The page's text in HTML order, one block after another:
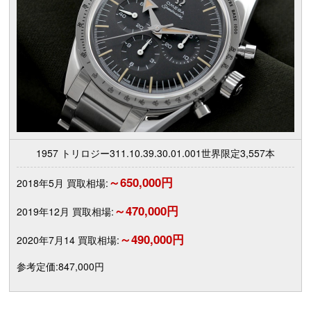
1957 トリロジー311.10.39.30.01.001世界限定3,557本
2018年5月 買取相場: ～650,000円
2019年12月 買取相場: ～470,000円
2020年7月14 買取相場: ～490,000円
参考定価:847,000円